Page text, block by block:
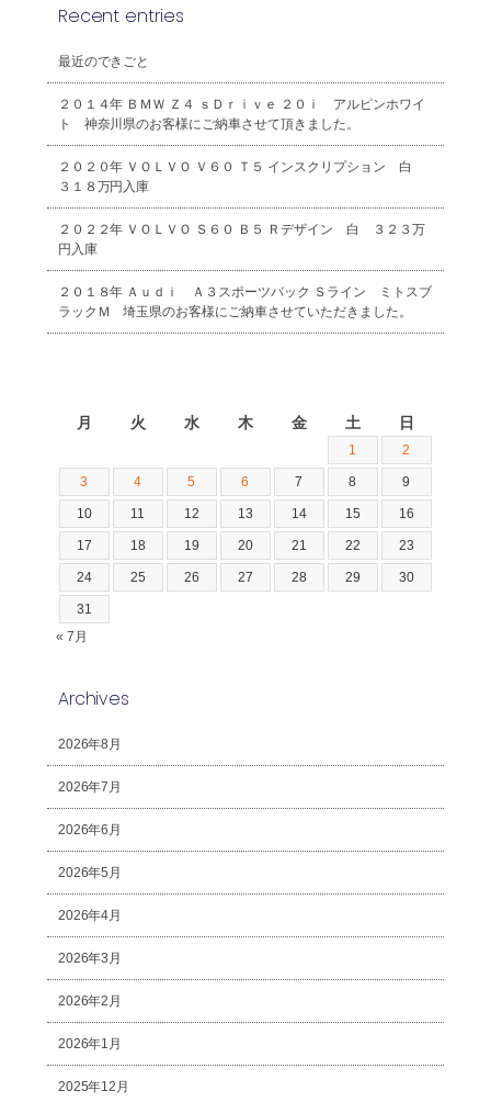
Recent entries
最近のできごと
２０１４年 ＢＭＷ Ｚ４ ｓＤｒｉｖｅ ２０ｉ アルピンホワイ
ト 神奈川県のお客様にご納車させて頂きました。
２０２０年 ＶＯＬＶＯ Ｖ６０ Ｔ５ インスクリプション 白
３１８万円入庫
２０２２年 ＶＯＬＶＯ Ｓ６０ Ｂ５ Ｒデザイン 白 ３２３万
円入庫
２０１８年 Ａｕｄｉ Ａ３スポーツバック Ｓライン ミトスブ
ラックＭ 埼玉県のお客様にご納車させていただきました。
月 火 水 木 金 土 日
1 2
3 4 5 6 7 8 9
10 11 12 13 14 15 16
17 18 19 20 21 22 23
24 25 26 27 28 29 30
31
« 7月
Archives
2026年8月
2026年7月
2026年6月
2026年5月
2026年4月
2026年3月
2026年2月
2026年1月
2025年12月